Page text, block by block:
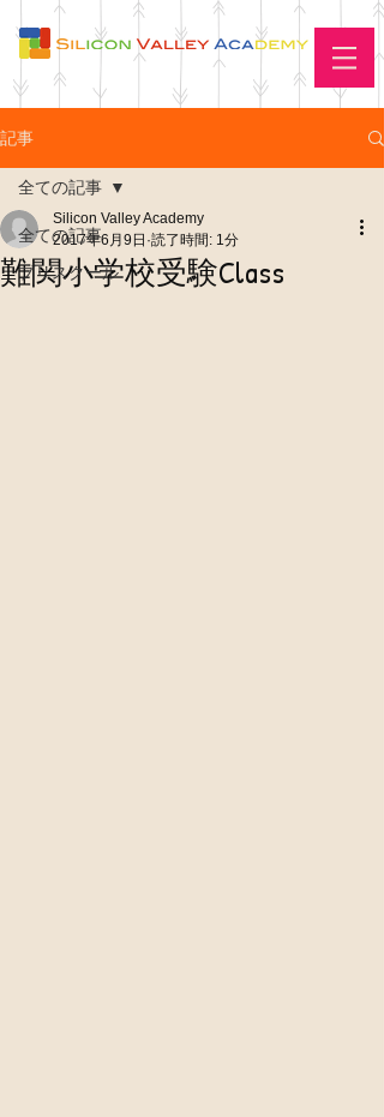
記事
全ての記事
プリスクール
全ての記事
難関小学校受験Class
Silicon Valley Academy
2017年6月9日 読了時間: 1分